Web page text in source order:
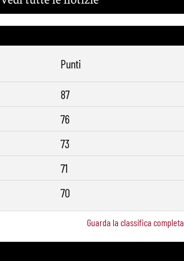
Punti
87
76
73
71
70
Guarda la classifica completa